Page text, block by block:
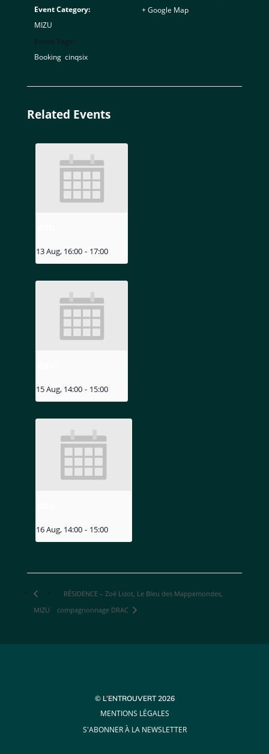
Event Category:
MIZU
Booking, cinqsix
+ Google Map
Related Events
13 Aug, 16:00 - 17:00
15 Aug, 14:00 - 15:00
16 Aug, 14:00 - 15:00
MIZU
RÉSIDENCE – Zoé Lizot, Le Bleu des Mappemondes,
compagnonnage DRAC
© L’ENTROUVERT 2026
MENTIONS LÉGALES
S'ABONNER À LA NEWSLETTER